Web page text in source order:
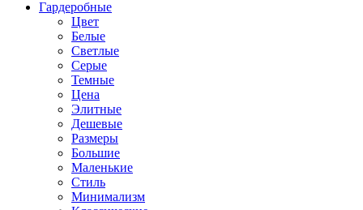
Гардеробные
Цвет
Белые
Светлые
Серые
Темные
Цена
Элитные
Дешевые
Размеры
Большие
Маленькие
Стиль
Минимализм